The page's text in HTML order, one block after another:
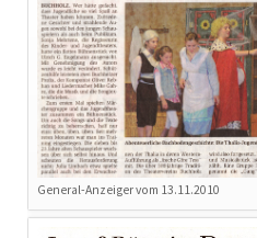
General-Anzeiger vom 13.11.2010